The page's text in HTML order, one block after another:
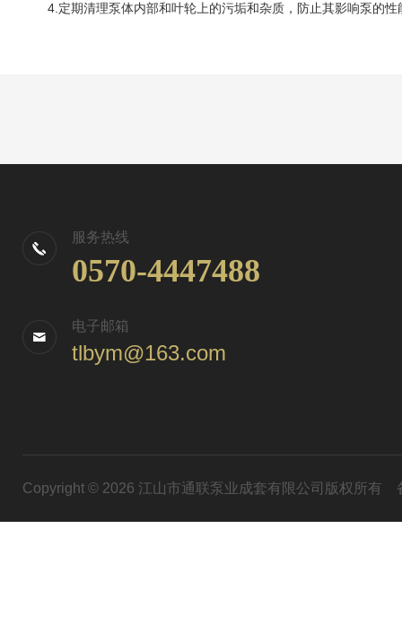
4.定期清理泵体内部和叶轮上的污垢和杂质，防止其影响泵的性
服务热线
0570-4447488
电子邮箱
tlbym@163.com
Copyright © 2026 江山市通联泵业成套有限公司版权所有